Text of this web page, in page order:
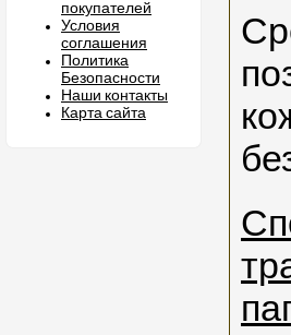
покупателей
Условия
соглашения
Политика
Безопасности
Наши контакты
Карта сайта